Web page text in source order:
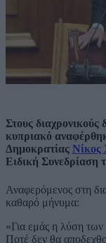
Στους
κυπριακό
Δημοκρατίας Νίκος
Ειδική Συνεδρίαση
Αναφερόμενος στη
καθαρό μήνυμα:
«Για εμάς η λύση
Ποτέ δεν θα